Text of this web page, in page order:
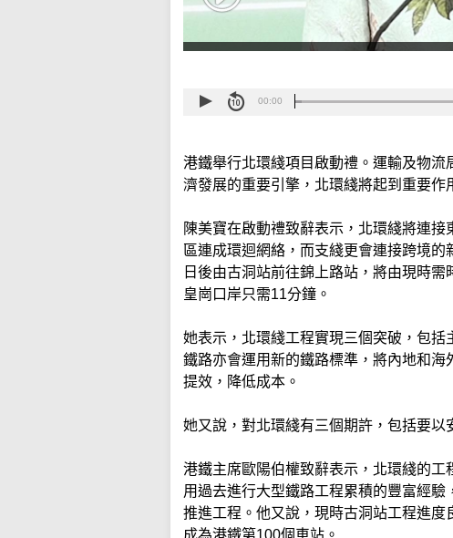
00:00
港鐵舉行北環綫項目啟動禮。運輸及物
濟發展的重要引擎，北環綫將起到重要作
陳美寶在啟動禮致辭表示，北環綫將連
區連成環迴網絡，而支綫更會連接跨境的
日後由古洞站前往錦上路站，將由現時
皇崗口岸只需11分鐘。
她表示，北環綫工程實現三個突破，包
鐵路亦會運用新的鐵路標準，將內地和
提效，降低成本。
她又說，對北環綫有三個期許，包括要以
港鐵主席歐陽伯權致辭表示，北環綫的工
用過去進行大型鐵路工程累積的豐富經
推進工程。他又說，現時古洞站工程進度
成為港鐵第100個車站。